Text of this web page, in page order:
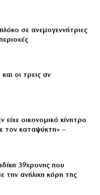
σε ανεμογεννήτριες
οι τρεις αν
είχε οικονομικό κίνητρο
τον καταψύκτη» –
39χρονης που
την ανήλικη κόρη της